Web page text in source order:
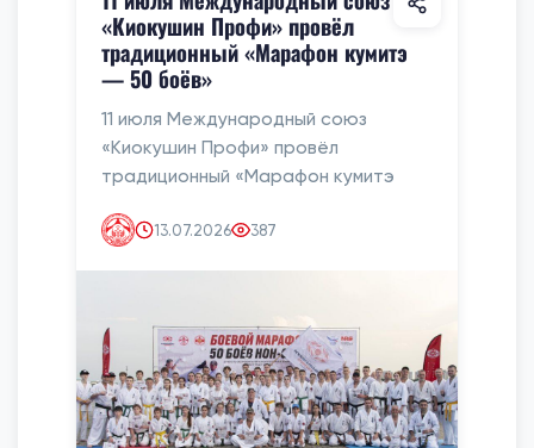
«Киокушин Профи» провёл
традиционный «Марафон кумитэ
— 50 боёв»
11 июля Международный союз
«Киокушин Профи» провёл
традиционный «Марафон кумитэ
13.07.2026 387